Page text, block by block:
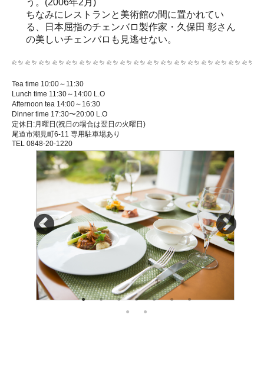
う。(2006年2月)
ちなみにレストランと美術館の間に置かれてい
る、日本屈指のチェンバロ製作家・久保田 彰さん
の美しいチェンバロも見逃せない。
Tea time 10:00～11:30
Lunch time 11:30～14:00 L.O
Afternoon tea 14:00～16:30
Dinner time 17:30〜20:00 L.O
定休日:月曜日(祝日の場合は翌日の火曜日)
尾道市潮見町6-11 専用駐車場あり
TEL 0848-20-1220